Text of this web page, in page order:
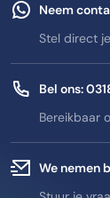
Neem
Stel direct
Bel ons:
Bereikbaar
We nemen